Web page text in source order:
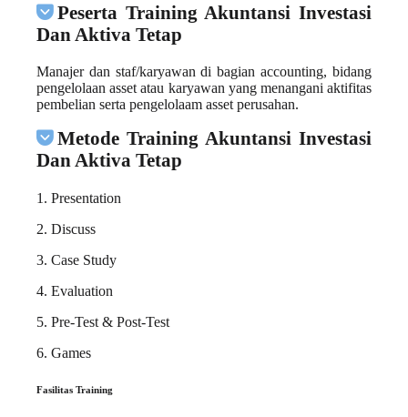
Peserta Training Akuntansi Investasi
Dan Aktiva Tetap
Manajer dan staf/karyawan di bagian accounting, bidang
pengelolaan asset atau karyawan yang menangani aktifitas
pembelian serta pengelolaam asset perusahan.
Metode Training Akuntansi Investasi
Dan Aktiva Tetap
1. Presentation
2. Discuss
3. Case Study
4. Evaluation
5. Pre-Test & Post-Test
6. Games
Fasilitas Training